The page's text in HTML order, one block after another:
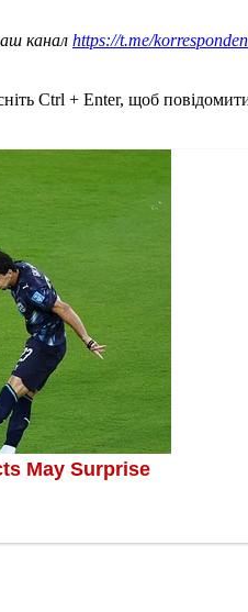
канал https://t.me/
Ctrl + Enter, щоб